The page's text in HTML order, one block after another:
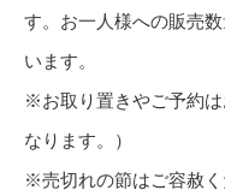
す。お一人様への販売
います。
※お取り置きやご予約
なります。）
※売切れの節はご容赦く